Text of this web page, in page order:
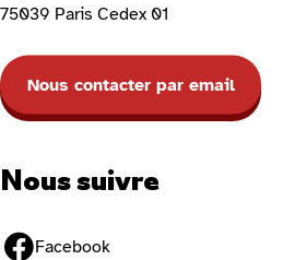
75039 Paris Cedex 01
Nous contacter par email
Nous suivre
Facebook